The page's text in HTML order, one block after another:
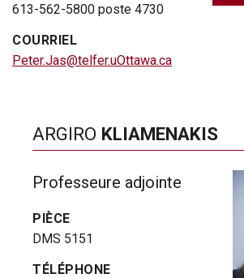
613-562-5800 poste 4730
COURRIEL
Peter.Jas@telfer.uOttawa.ca
ARGIRO KLIAMENAKIS
Professeure adjointe
PIÈCE
DMS 5151
TÉLÉPHONE